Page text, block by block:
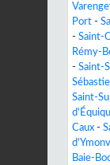
Port -
- Saint-
Rémy-
- Saint-
Saint-
Caux -
Baie-